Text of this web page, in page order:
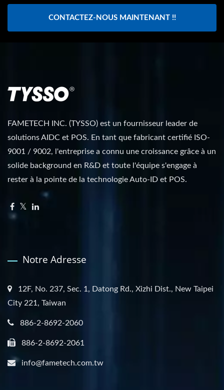
CONTACTEZ-NOUS MAINTENANT !!
FAMETECH INC. (TYSSO) est un fournisseur leader de
solutions AIDC et POS. En tant que fabricant certifié ISO-
9001 / 9002, l'entreprise a connu une croissance grâce à un
solide background en R&D et toute l'équipe s'engage à
rester à la pointe de la technologie Auto-ID et POS.
Notre Adresse
12F, No. 237, Sec. 1, Datong Rd., Xizhi Dist., New Taipei
City 221, Taiwan
886-2-8692-2060
886-2-8692-2061
info@fametech.com.tw